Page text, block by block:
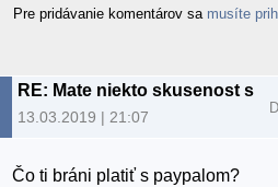
Pre pridávanie komentárov sa musíte
13.03.2019 | 21:07
Čo ti bráni platiť s paypalom?